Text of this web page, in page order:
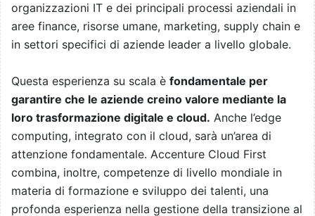
organizzazioni IT e dei principali processi aziendali in
aree finance, risorse umane, marketing, supply chain e
in settori specifici di aziende leader a livello globale.
Questa esperienza su scala è fondamentale per
garantire che le aziende creino valore mediante la
loro trasformazione digitale e cloud. Anche l’edge
computing, integrato con il cloud, sarà un’area di
attenzione fondamentale. Accenture Cloud First
combina, inoltre, competenze di livello mondiale in
materia di formazione e sviluppo dei talenti, una
profonda esperienza nella gestione della transizione al